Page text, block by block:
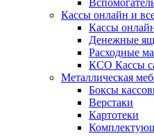
Кассы онлайн и
Кассы
Денежные
Расходные
КСО Кассы
Металлическая
Боксы
Верстаки
Картотеки